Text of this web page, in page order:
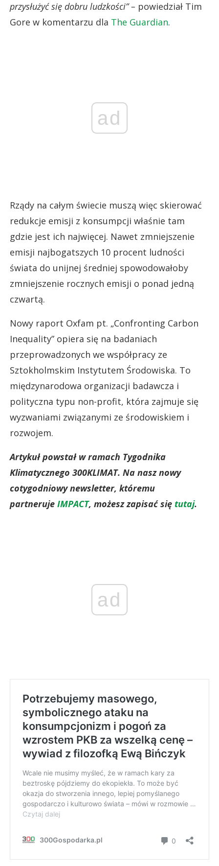
przysłużyć się dobru ludzkości” – powiedział Tim
Gore w komentarzu dla The Guardian.
ad
Rządy na całym świecie muszą więc skierować
redukcje emisji z konsumpcji właśnie tam
gdzie jest ich najwięcej. Nawet zmniejszenie
emisji najbogatszych 10 procent ludności
świata do unijnej średniej spowodowałoby
zmniejszenie rocznych emisji o ponad jedną
czwartą.
Nowy raport Oxfam pt. „Confronting Carbon
Inequality” opiera się na badaniach
przeprowadzonych we współpracy ze
Sztokholmskim Instytutem Środowiska. To
międzynarodowa organizacji badawcza i
polityczna typu non-profit, która zajmuje się
wyzwaniami związanymi ze środowiskiem i
rozwojem.
Artykuł powstał w ramach Tygodnika
Klimatycznego 300KLIMAT. Na nasz nowy
cotygodniowy newsletter, któremu
partneruje IMPACT, możesz zapisać się tutaj.
ad